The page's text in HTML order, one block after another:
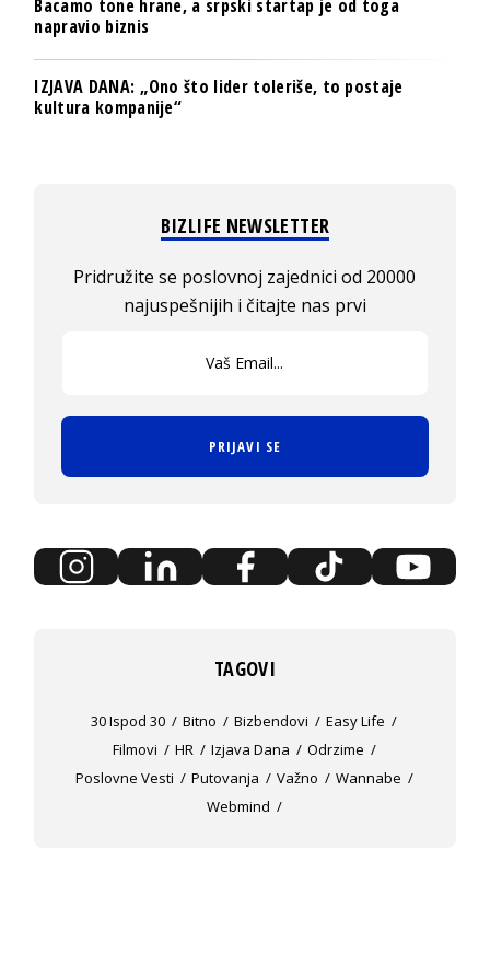
Bacamo tone hrane, a srpski startap je od toga
napravio biznis
IZJAVA DANA: „Ono što lider toleriše, to postaje
kultura kompanije“
BIZLIFE NEWSLETTER
Pridružite se poslovnoj zajednici od 20000
najuspešnijih i čitajte nas prvi
PRIJAVI SE
TAGOVI
30 Ispod 30 Bitno Bizbendovi
Easy Life
Filmovi
HR Izjava Dana
Odrzime
Poslovne Vesti
Putovanja Važno
Wannabe
Webmind